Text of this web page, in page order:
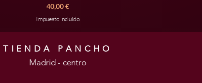
Precio
40,00 €
Impuesto incluido
TIENDA PANCHO
Madrid - centro